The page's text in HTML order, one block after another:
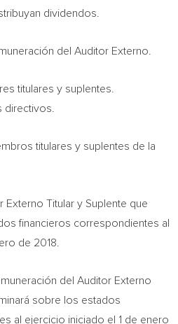
dividendos.
del Auditor Externo.
titulares y suplentes.
directivos.
titulares y suplentes de la
Titular y Suplente que
financieros correspondientes al
de 2018.
del Auditor Externo
sobre los estados
al ejercicio iniciado el 1 de enero